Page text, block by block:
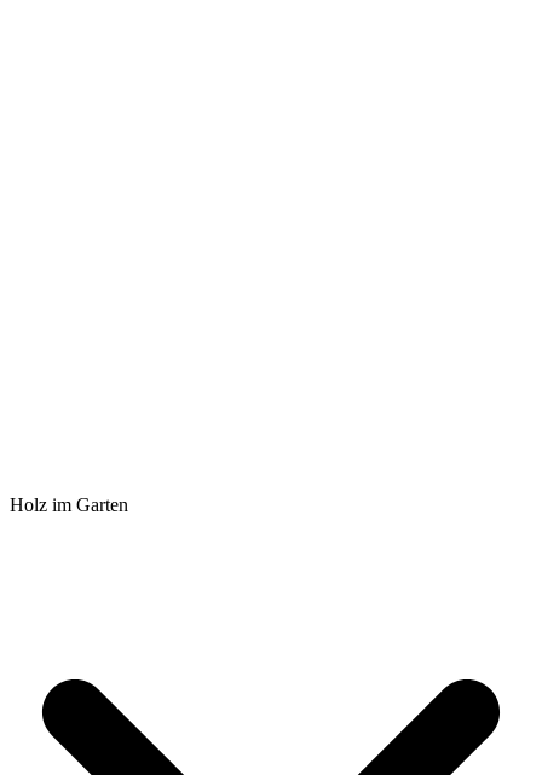
Holz im Garten